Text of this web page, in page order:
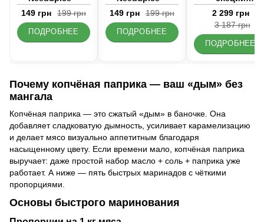
149 грн
199 грн
ПОДРОБНЕЕ
149 грн
199 грн
ПОДРОБНЕЕ
NeedSpice™ с
органайзером
12 баночек
2 299 грн
3 187 грн
ПОДРОБНЕЕ
Почему копчёная паприка — ваш «дым» без
мангала
Копчёная паприка — это сжатый «дым» в баночке. Она
добавляет сладковатую дымность, усиливает карамелизацию
и делает мясо визуально аппетитным благодаря
насыщенному цвету. Если времени мало, копчёная паприка
выручает: даже простой набор масло + соль + паприка уже
работает. А ниже — пять быстрых маринадов с чёткими
пропорциями.
Основы быстрого маринования